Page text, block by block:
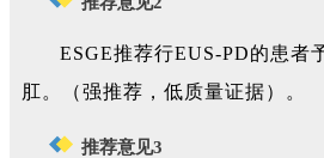
ESGE推荐行EUS-PD的患者
肛。（强推荐，低质量证据）。
推荐意见3